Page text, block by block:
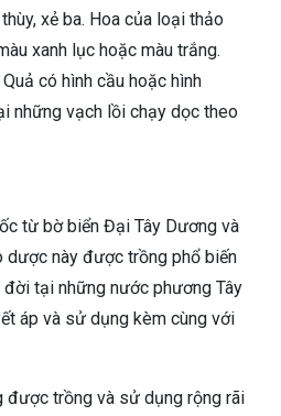
xẻ ba. Hoa của loại thảo
xanh lục hoặc màu trắng.
có hình cầu hoặc hình
những vạch lồi chạy dọc theo
từ bờ biển Đại Tây Dương và
dược này được trồng phổ biến
tại những nước phương Tây
áp và sử dụng kèm cùng với
được trồng và sử dụng rộng rãi